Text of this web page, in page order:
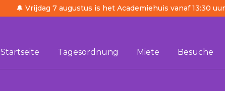
🔔 Vrijdag 7 augustus is het Academiehuis vanaf 13:30
Startseite Tagesordnung Miete Besuche